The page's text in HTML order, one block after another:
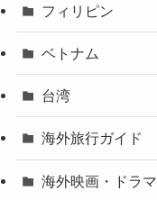
フィリピン
ベトナム
台湾
海外旅行ガイド
海外映画・ドラマ